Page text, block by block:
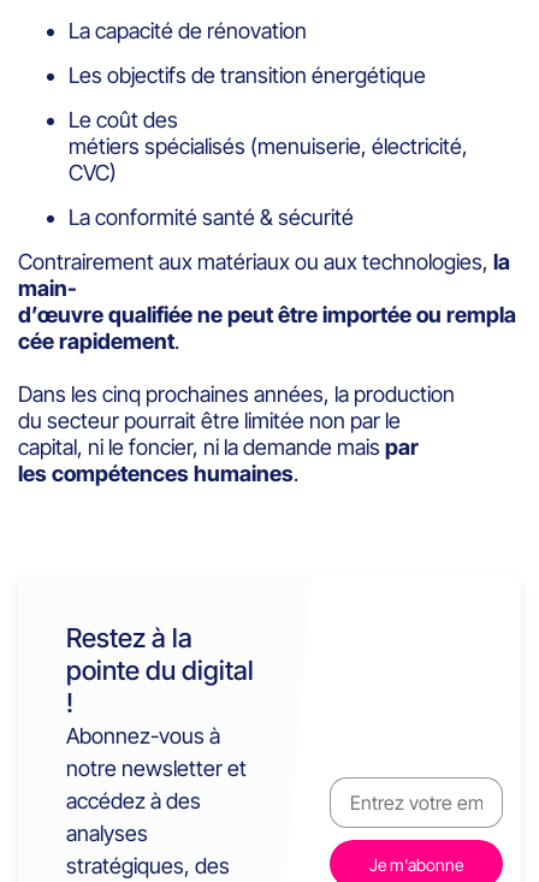
La capacité de rénovation
Les objectifs de transition énergétique
Le coût des
métiers spécialisés (menuiserie, électricité,
CVC)
La conformité santé & sécurité
Contrairement aux matériaux ou aux technologies, la
main-
d’œuvre qualifiée ne peut être importée ou rempla
cée rapidement.
Dans les cinq prochaines années, la production
du secteur pourrait être limitée non par le
capital, ni le foncier, ni la demande mais par
les compétences humaines.
Restez à la
pointe du digital
!
Abonnez-vous à
notre newsletter et
accédez à des
analyses
stratégiques, des